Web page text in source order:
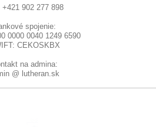
+421 902 277 898
spojenie:
0000 0040 1249 6590
CEKOSKBX
na admina:
@ lutheran.sk